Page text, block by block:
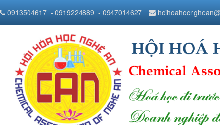
0913504617 - 0919224889 - 0947014627